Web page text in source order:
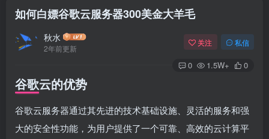
如何白嫖谷歌云服务器300美金大羊毛
秋水
2年前更新
关注 私信
0 1.5W+ 0
谷歌云的优势
谷歌云服务器通过其先进的技术基础设施、灵活的服务和强
大的安全性功能，为用户提供了一个可靠、高效的云计算平